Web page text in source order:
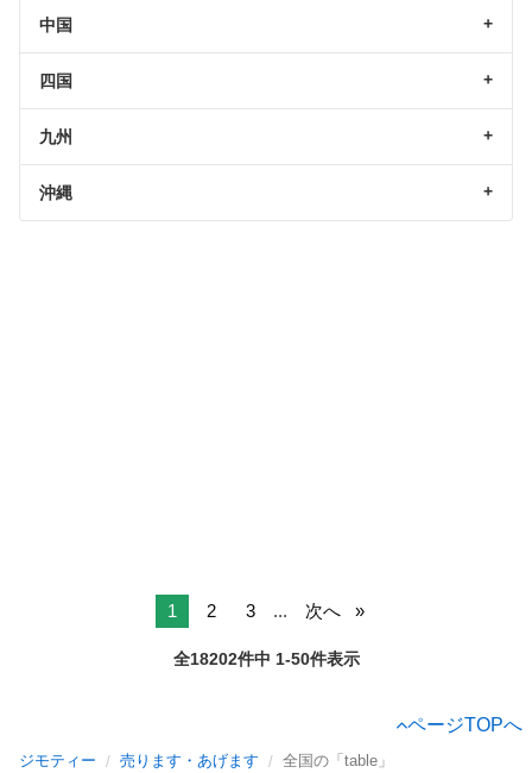
中国
四国
九州
沖縄
1 2 3 ... 次へ
全18202件中 1-50件表示
ページTOPへ
ジモティー 売ります・あげます 全国の「table」